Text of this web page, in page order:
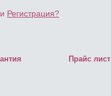
Регистрация?
Прайс лист